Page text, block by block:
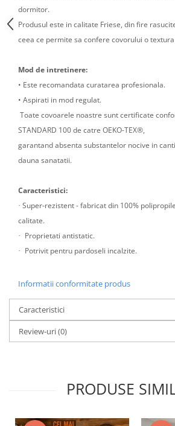
dormitor.
Produsul este in calitate Friese, din fire
ceea ce permite sa confere covorului o
Mod de intretinere:
• Este recomandata curatarea profesionala.
• Aspirati in mod regulat.
Toate covoarele noastre sunt certificate
STANDARD 100 de catre OEKO-TEX®,
garantand absenta substantelor nocive in
dauna sanatatii.
Caracteristici:
· Super-rezistent - fabricat din 100%
calitate.
· Proprietati antistatic.
· Potrivit pentru pardoseli incalzite.
Informatii conformitate produs
Caracteristici
Review-uri(0)
PRODUSE